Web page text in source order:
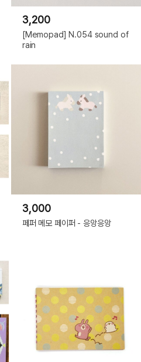
3,200
[Memopad] N.054 sound of
rain
3,000
페퍼 메모 페이퍼 - 응앙응앙